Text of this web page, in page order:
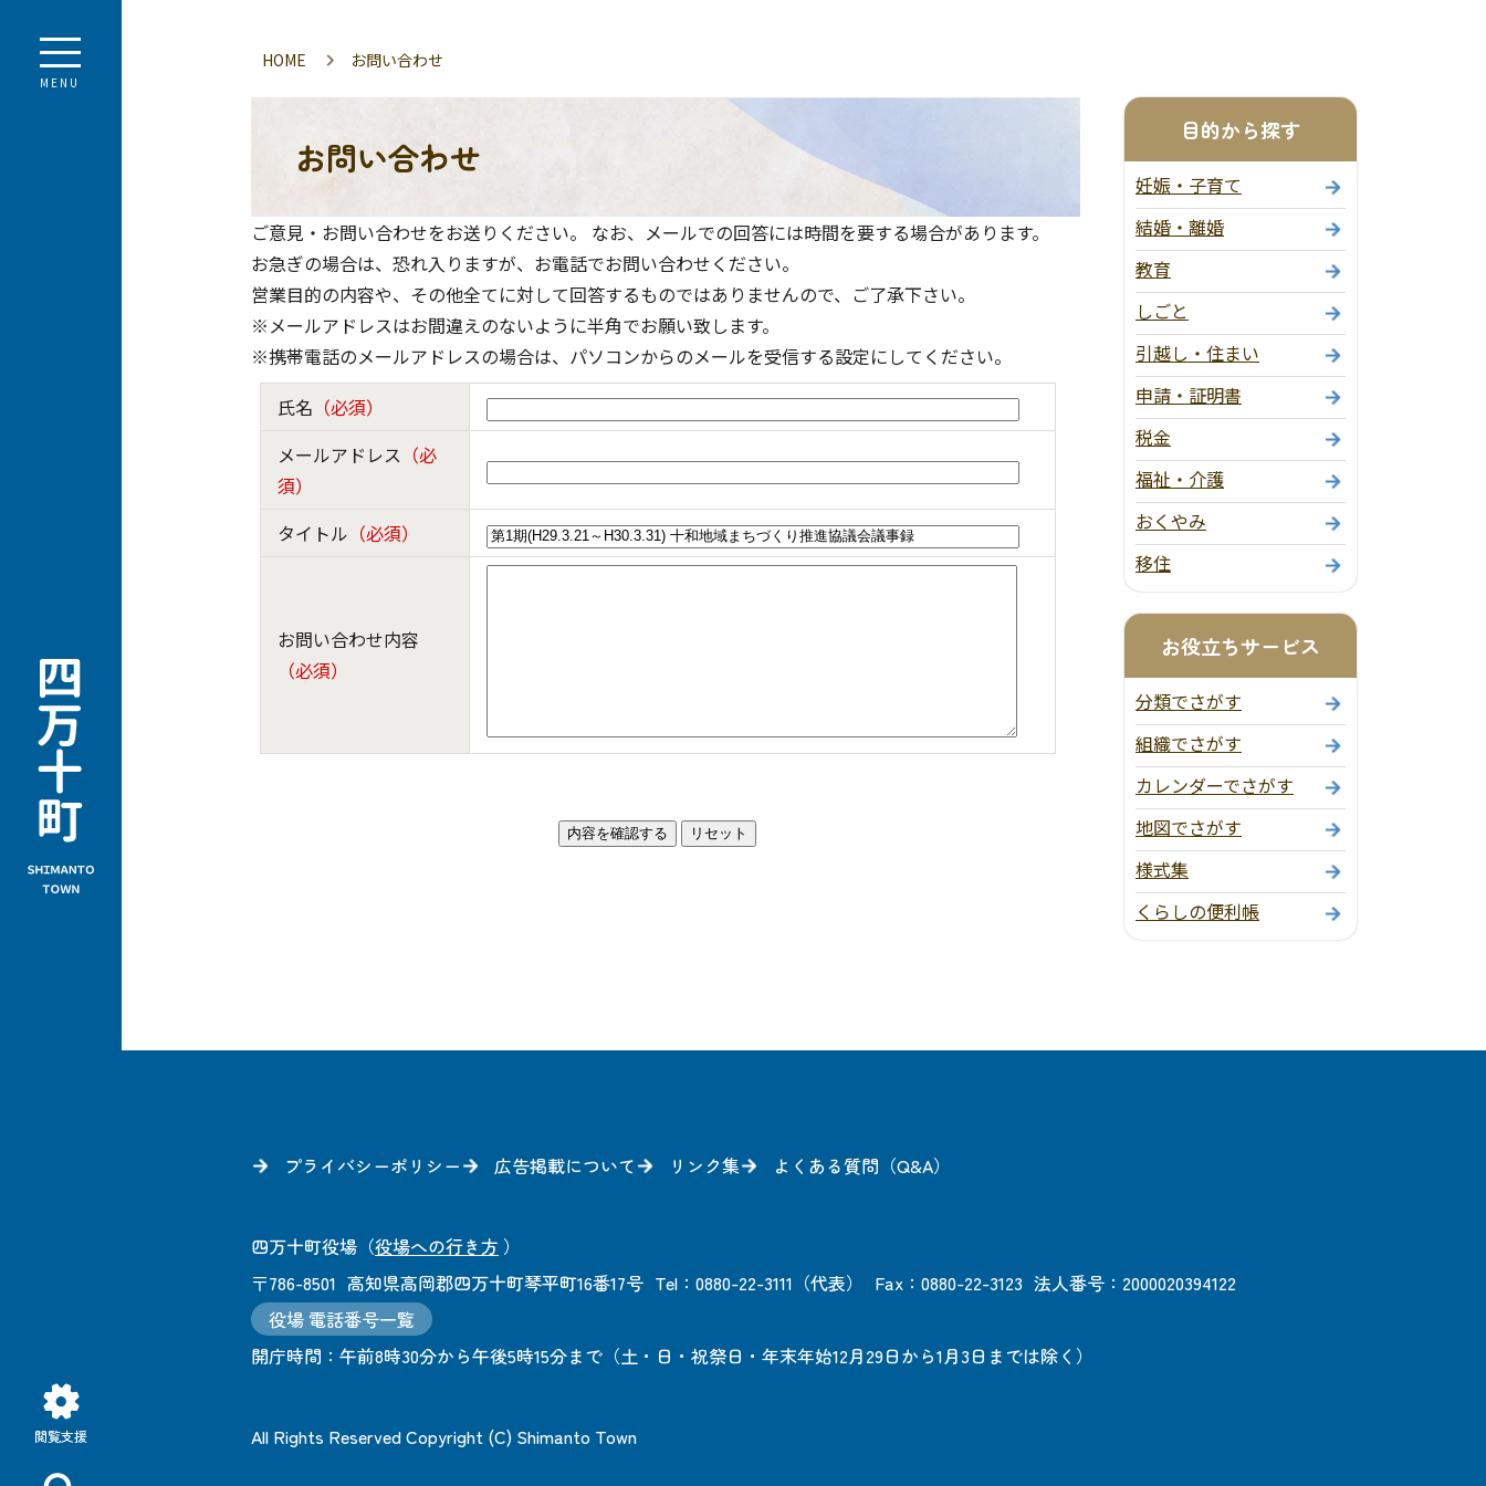
MENU
閲覧支援
HOME お問い合わせ
お問い合わせ
ご意見・お問い合わせをお送りください。 なお、メールでの回答には時間を要する場合があります。
お急ぎの場合は、恐れ入りますが、お電話でお問い合わせください。
営業目的の内容や、その他全てに対して回答するものではありませんので、ご了承下さい。
※メールアドレスはお間違えのないように半角でお願い致します。
※携帯電話のメールアドレスの場合は、パソコンからのメールを受信する設定にしてください。
氏名 （必須）
メールアドレス （必
須）
タイトル （必須）
お問い合わせ内容
（必須）
目的から探す
妊娠・子育て
結婚・離婚
教育
しごと
引越し・住まい
申請・証明書
税金
福祉・介護
おくやみ
移住
お役立ちサービス
分類でさがす
組織でさがす
カレンダーでさがす
地図でさがす
様式集
くらしの便利帳
プライバシーポリシー 広告掲載について リンク集 よくある質問（Q&A）
四万十町役場 （役場への行き方 ）
〒786-8501 高知県高岡郡四万十町琴平町16番17号 Tel：0880-22-3111（代表） Fax：0880-22-3123 法人番号：2000020394122
役場 電話番号一覧
開庁時間： 午前8時30分から午後5時15分まで （土・日・祝祭日・年末年始12月29日から1月3日までは除く）
All Rights Reserved Copyright (C) Shimanto Town